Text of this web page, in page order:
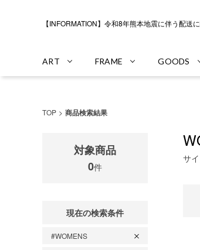
ART FRAME GOODS
TOP 商品検索結果
対象商品
0件
現在の検索条件
#WOMENS
サ